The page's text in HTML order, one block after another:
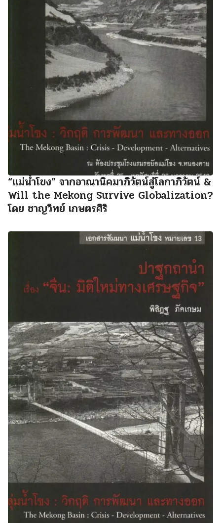
“แม่น้ำโขง” จากอาณานิคมาภิวัตน์สู่โลกาภิวัตน์ &
Will the Mekong Survive Globalization?
โดย ชาญวิทย์ เกษตรศิริ